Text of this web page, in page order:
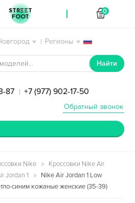
| Регионы
Найти
87 | +7 (977) 902-17-50
Обратный звонок
Nike
Кроссовки Nike Air
Jordan 1
Nike Air Jordan 1 Low
синим кожаные женские (35-39)
STREET
FOOT
0